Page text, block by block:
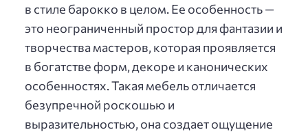
в стиле барокко в целом. Ее особенность —
это неограниченный простор для фантазии и
творчества мастеров, которая проявляется
в богатстве форм, декоре и канонических
особенностях. Такая мебель отличается
безупречной роскошью и
выразительностью, она создает ощущение